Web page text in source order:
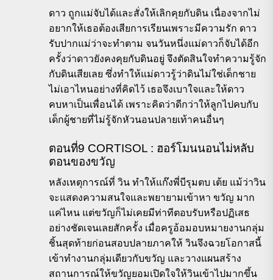
ดาว ถูกแม่จับได้และสั่งให้เลิกคุยกับดิน เนื่องจากไม่
อยากให้เธอต้องเสียการเรียนเพราะมีความรัก ดาว
รับปากแม่ว่าจะทำตาม จนวันหนึ่งแม่ดาวก็จับได้อีก
ครั้งว่าดาวยังคงคุยกับดินอยู่ จึงตัดสินใจทำความรู้จัก
กับดินเสียเลย ซึ่งทำให้แม่ดาวรู้ว่าดินไม่ใช่เด็กชาย
ไม่เอาไหนอย่างที่คิดไว้ เธอจึงเบาใจและให้ดาว
คบหาเป็นเพื่อนได้ เพราะคิดว่าดีกว่าให้ลูกไปคบกับ
เด็กผู้ชายที่ไม่รู้จักหัวนอนปลายเท้าคนอื่นๆ
ตอนที่9 CORTISOL : ฮอร์โมนนอนไม่หลับ
ตอนของขวัญ
หลังเหตุการณ์ที่ วิน ทำให้แก๊งพี่บีรุมตบ เต้ย แม้ว่าวิน
จะแสดงความสนใจและพยายามเข้าหา ขวัญ มาก
แค่ไหน แต่ขวัญก็ไม่เคยมีท่าทีตอบรับหรือปฏิเสธ
อย่างชัดเจนเลยสักครั้ง เมื่อครูอ้อมอบหมายงานกลุ่ม
ชิ้นสุดท้ายก่อนสอบปลายภาคให้ วินจึงฉวยโอกาสนี้
เข้าทำงานกลุ่มเดียวกับขวัญ และวางแผนสร้าง
สถานการณ์ให้ขวัญยอมเปิดใจให้วินเข้าไปมากขึ้น